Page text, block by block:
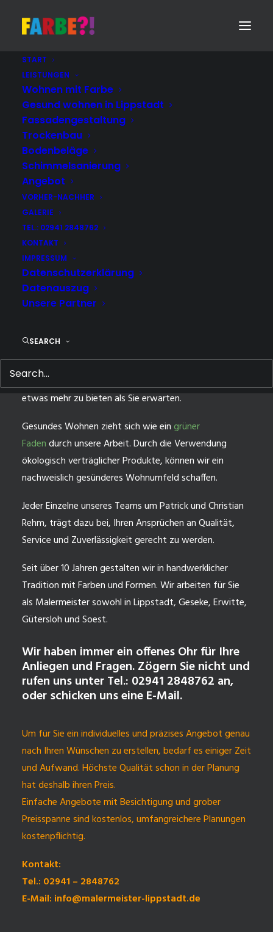
START
LEISTUNGEN
Wohnen mit Farbe
Gesund wohnen in Lippstadt
Fassadengestaltung
Trockenbau
Bodenbeläge
Schimmelsanierung
Angebot
VORHER-NACHHER
GALERIE
TEL.: 02941 2848762
KONTAKT
IMPRESSUM
Datenschutzerklärung
Datenauszug
Unsere Partner
SEARCH
Datenschutzeinstellungen
Home Datenschutzeinstellungen
Datenschutzeinstellungen
[user_privacy_settings_form]
FARBEN & FORMEN
Mit den üblichen Maßstäben wollen wir uns im
MeisterbetriebFarben & Formen – Lippstadtnicht
mehr zufrieden geben. Wir versuchen Ihnen immer
etwas mehr zu bieten als Sie erwarten.
Gesundes Wohnen zieht sich wie eingrüner
Fadendurch unsere Arbeit. Durch die Verwendung
ökologisch verträglicher Produkte, können wir ein
nachweislich gesünderes Wohnumfeld schaffen.
Jeder Einzelne unseres Teams um Patrick und Christian
Rehm, trägt dazu bei, Ihren Ansprüchen an Qualität,
Service und Zuverlässigkeit gerecht zu werden.
Seit über 10 Jahren gestalten wir in handwerklicher
Tradition mit Farben und Formen. Wir arbeiten für Sie
als Malermeister sowohl in Lippstadt, Geseke, Erwitte,
Gütersloh und Soest.
Wir haben immer ein offenes Ohr für Ihre
Anliegen und Fragen. Zögern Sie nicht und
rufen uns unter Tel.: 02941 2848762 an,
oder schicken uns eine E-Mail.
Um für Sie ein individuelles und präzises Angebot genau
nach Ihren Wünschen zu erstellen, bedarf es einiger Zeit
und Aufwand. Höchste Qualität schon in der Planung
hat deshalb ihren Preis.
Einfache Angebote mit Besichtigung und grober
Preisspanne sind kostenlos, umfangreichere Planungen
kostenpflichtig.
Kontakt:
Tel.: 02941 – 2848762
E-Mail: info@malermeister-lippstadt.de